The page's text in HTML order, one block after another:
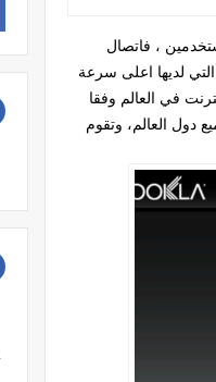
، فاتصال
لديها اعلى سرعة
بشبكة الانترنت في العالم وفقا
دول العالم، وتقوم